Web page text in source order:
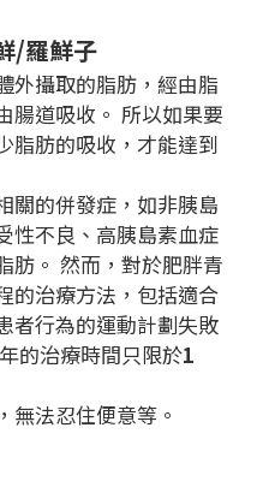
/羅鮮子
外攝取的脂肪，經由脂
腸道吸收。 所以如果要
脂肪的吸收，才能達到
關的併發症，如非胰島
性不良、高胰島素血症
肪。 然而，對於肥胖青
的治療方法，包括適合
者行為的運動計劃失敗
的治療時間只限於1
無法忍住便意等。